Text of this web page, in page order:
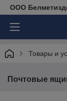
ООО
Товары и
Почтовые